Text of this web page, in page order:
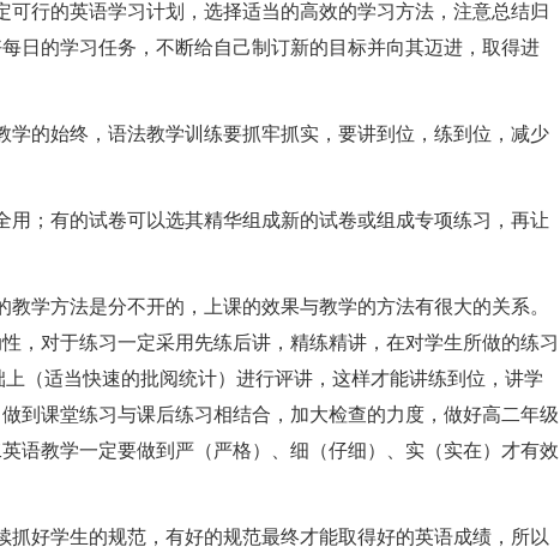
行的英语学习计划，选择适当的高效的学习方法，注意总结归
日的学习任务，不断给自己制订新的目标并向其迈进，取得进
的始终，语法教学训练要抓牢抓实，要讲到位，练到位，减少
；有的试卷可以选其精华组成新的试卷或组成专项练习，再让
方法是分不开的，上课的效果与教学的方法有很大的关系。
，对于练习一定采用先练后讲，精练精讲，在对学生所做的练习
（适当快速的批阅统计）进行评讲，这样才能讲练到位，讲学
到课堂练习与课后练习相结合，加大检查的力度，做好高二年级
语教学一定要做到严（严格）、细（仔细）、实（实在）才有效
好学生的规范，有好的规范最终才能取得好的英语成绩，所以